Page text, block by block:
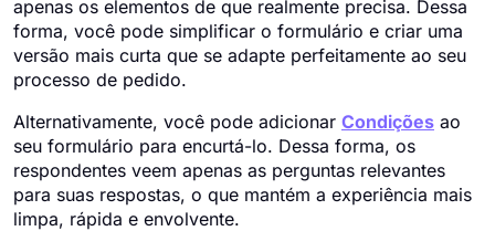
apenas os elementos de que realmente precisa. Dessa
forma, você pode simplificar o formulário e criar uma
versão mais curta que se adapte perfeitamente ao seu
processo de pedido.
Alternativamente, você pode adicionar Condições ao
seu formulário para encurtá-lo. Dessa forma, os
respondentes veem apenas as perguntas relevantes
para suas respostas, o que mantém a experiência mais
limpa, rápida e envolvente.